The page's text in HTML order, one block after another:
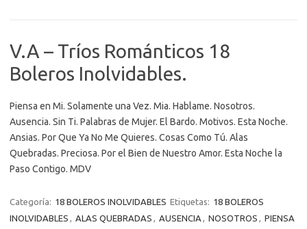
V.A – Tríos Románticos 18
Boleros Inolvidables.
Piensa en Mi. Solamente una Vez. Mia. Hablame. Nosotros.
Ausencia. Sin Ti. Palabras de Mujer. El Bardo. Motivos. Esta Noche.
Ansias. Por Que Ya No Me Quieres. Cosas Como Tú. Alas
Quebradas. Preciosa. Por el Bien de Nuestro Amor. Esta Noche la
Paso Contigo. MDV
Categoría: 18 BOLEROS INOLVIDABLES Etiquetas: 18 BOLEROS
INOLVIDABLES , ALAS QUEBRADAS , AUSENCIA , NOSOTROS , PIENSA